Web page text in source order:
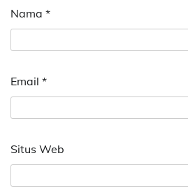
Nama *
Email *
Situs Web